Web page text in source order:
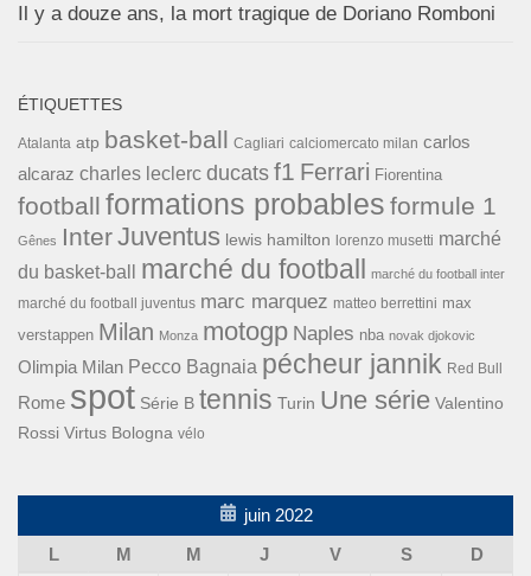
Il y a douze ans, la mort tragique de Doriano Romboni
ÉTIQUETTES
Atalanta atp basket-ball Cagliari calciomercato milan carlos
alcaraz charles leclerc ducats f1 Ferrari Fiorentina
football formations probables formule 1
Gênes InterJuventus lewis hamilton lorenzo musetti marché
du basket-ball
marché du football marché du football inter
marché du football juventus marc marquez matteo berrettini max
verstappen Milan Monza motogp Naples nba novak djokovic
Olimpia Milan Pecco Bagnaia pécheur jannik Red Bull
Rome spot Série B tennis Turin Une série Valentino
Rossi Virtus Bologna vélo
juin 2022
L
M M J V S
D